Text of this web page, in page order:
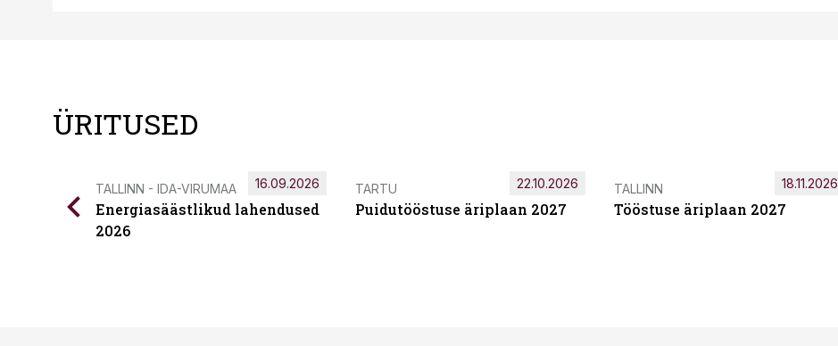
ÜRITUSED
TALLINN - IDA-VIRUMAA
Energiasäästlikud lahendused
2026
16.09.2026 TARTU
Puidutööstuse äriplaan 2027
22.10.2026 TALLINN
Tööstuse äriplaan 2027
18.11.2026